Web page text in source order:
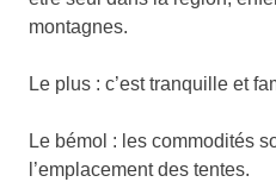
montagnes.
Le plus : c’est tranquille et
Le bémol : les commodités
l’emplacement des tentes.